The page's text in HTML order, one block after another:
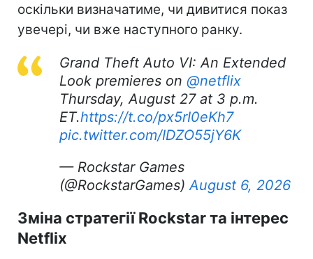
оскільки визначатиме, чи дивитися показ
увечері, чи вже наступного ранку.
Grand Theft Auto VI: An Extended
Look premieres on @netflix
Thursday, August 27 at 3 p.m.
ET.https://t.co/px5rI0eKh7
pic.twitter.com/IDZO55jY6K
— Rockstar Games
(@RockstarGames) August 6, 2026
Зміна стратегії Rockstar та інтерес
Netflix